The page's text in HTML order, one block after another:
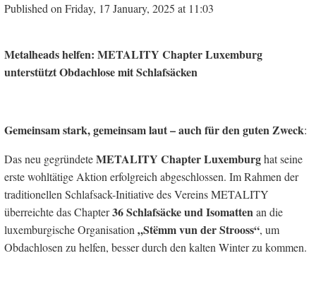
Published on Friday, 17 January, 2025 at 11:03
Metalheads helfen: METALITY Chapter Luxemburg
unterstützt Obdachlose mit Schlafsäcken
Gemeinsam stark, gemeinsam laut – auch für den guten Zweck:
Das neu gegründeteMETALITY Chapter Luxemburghat seine
erste wohltätige Aktion erfolgreich abgeschlossen. Im Rahmen der
traditionellen Schlafsack-Initiative des Vereins METALITY
überreichte das Chapter36Schlafsäcke und Isomattenan die
luxemburgische Organisation „Stëmm vun der Strooss“, um
Obdachlosen zu helfen, besser durch den kalten Winter zu kommen.